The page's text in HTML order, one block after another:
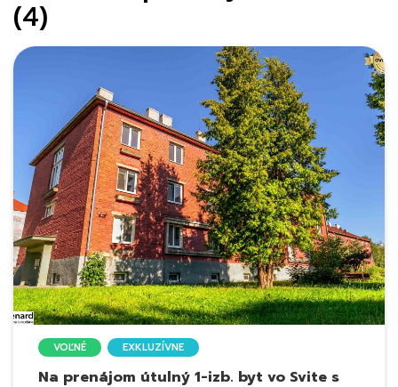
(4)
VOĽNÉ EXKLUZÍVNE
Na prenájom útulný 1-izb. byt vo Svite s